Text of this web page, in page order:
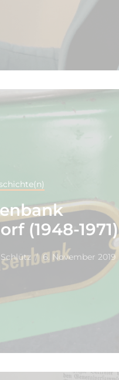
(1948-1971)
6. November 2019